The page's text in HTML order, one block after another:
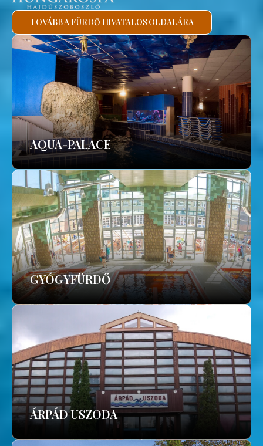
TOVÁBB A FÜRDŐ HIVATALOS OLDALÁRA
AQUA-PALACE
GYÓGYFÜRDŐ
ÁRPÁD USZODA